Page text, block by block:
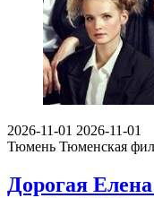
2026-11-01 2026-11-01
Тюмень Тюменская
Дорогая